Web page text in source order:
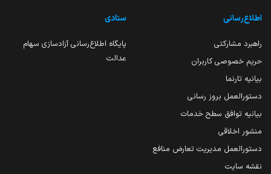
اطلاع‌رسانی
راهبرد مشارکتی
حریم خصوصی کاربران
بیانیه تارنما
دستورالعمل بروز رسانی
بیانیه توافق سطح خدمات
منشور اخلاقی
دستورالعمل مدیریت تعارض منافع
نقشه سایت
ستادی
پایگاه اطلاع‌رسانی آزادسازی سهام
عدالت